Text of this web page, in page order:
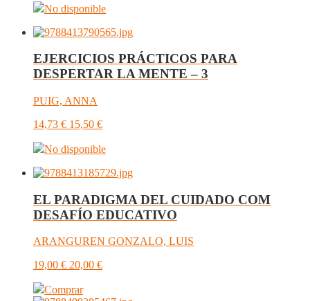
No disponible
EJERCICIOS PRÁCTICOS PARA
DESPERTAR LA MENTE – 3
PUIG, ANNA
14,73 € 15,50 €
No disponible
EL PARADIGMA DEL CUIDADO COM
DESAFÍO EDUCATIVO
ARANGUREN GONZALO, LUIS
19,00 € 20,00 €
Comprar